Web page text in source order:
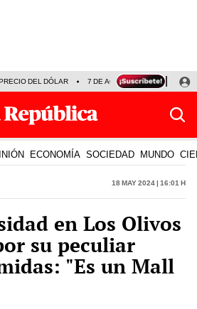
DEL DÓLAR 7 DE AGOSTO OLLANTA
ECONOMÍA SOCIEDAD MUNDO
18 May 2024 | 16:01 h
en Los Olivos
su peculiar
"Es un Mall